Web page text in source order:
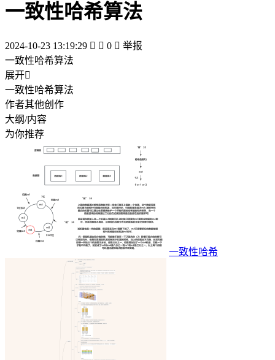
一致性哈希算法
2024-10-23 13:19:29   0  举报
一致性哈希算法
展开
一致性哈希算法
作者其他创作
大纲/内容
为你推荐
一致性哈希